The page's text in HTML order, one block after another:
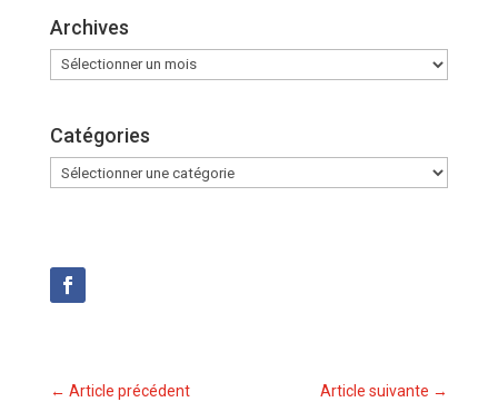
Archives
Archives
Catégories
Catégories
← Article précédent Article suivante →